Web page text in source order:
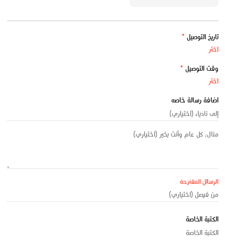
تاريخ التوصيل *
وقت التوصيل *
اضافة رسالة خاصه
الرسائل المقترحة
الكتبة الخاصة